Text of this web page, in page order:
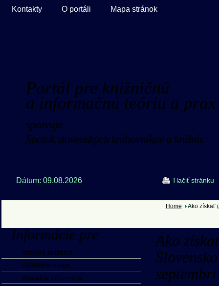
Portál pre knižničnú
a informačnú teóriu a prax
spravuje
Spolok slovenských knihovníkov a knižníc
Dátum: 09.08.2026 Tlačiť stránku
Kontakty O portáli Mapa stránok
Home Ako získať
Ako
septembri
Informácie pre
Verejné knižnice
Základné údaje
Aktuálne informácie